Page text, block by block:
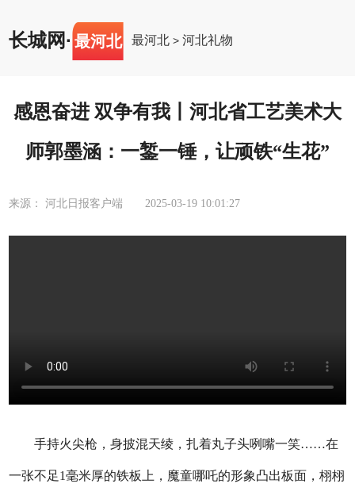
长城网· 最河北 最河北 >河北礼物
感恩奋进 双争有我丨河北省工艺美术大
师郭墨涵：一錾一锤，让顽铁“生花”
来源： 河北日报客户端 2025-03-19 10:01:27
手持火尖枪，身披混天绫，扎着丸子头咧嘴一笑……在
一张不足1毫米厚的铁板上，魔童哪吒的形象凸出板面，栩栩